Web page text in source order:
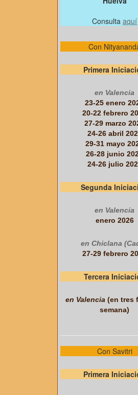
Consulta aquí
Con
Primera
en Valencia
23-25 enero
20-22 febrero
27-29 marzo
24-26 abril
29-31 mayo
26-28 junio
24-26 julio
Segunda
en Valencia
enero 2026
en Chiclana
27-29 febrero
Tercera
en Valencia (en tres
semana)
Con Savitri
Primera